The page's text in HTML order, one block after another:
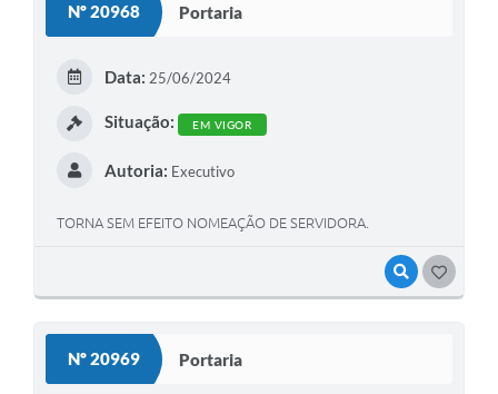
Nº 20968 Portaria
VISUALIZAR
Data: 25/06/2024
Situação: EM VIGOR
Autoria: Executivo
TORNA SEM EFEITO NOMEAÇÃO DE SERVIDORA.
Nº 20969 Portaria